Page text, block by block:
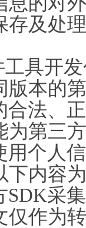
存及处
具开
版本的
合法、
为第三
用个人
下内容
采
仅作为